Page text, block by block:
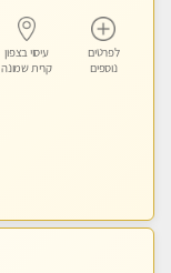
לפרטים
נוספים
עיסוי בצפון
קרית שמונה